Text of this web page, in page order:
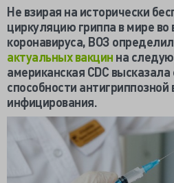
Не взирая на исторически
циркуляцию гриппа в мире
коронавируса, ВОЗ
актуальных вакцин на
американская CDC
способности
инфицирования.